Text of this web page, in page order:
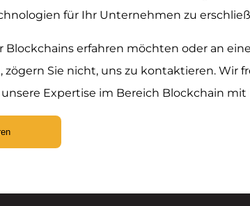
für Ihr Unternehmen zu
Blockchains erfahren möchten oder an
zögern Sie nicht, uns zu kontaktieren. Wir
Expertise im Bereich Blockchain mit